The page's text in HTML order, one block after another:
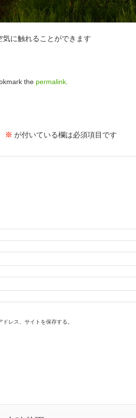
に触れることができます
the permalink
※ が付いている欄は必須項目です
レス、サイトを保存する。